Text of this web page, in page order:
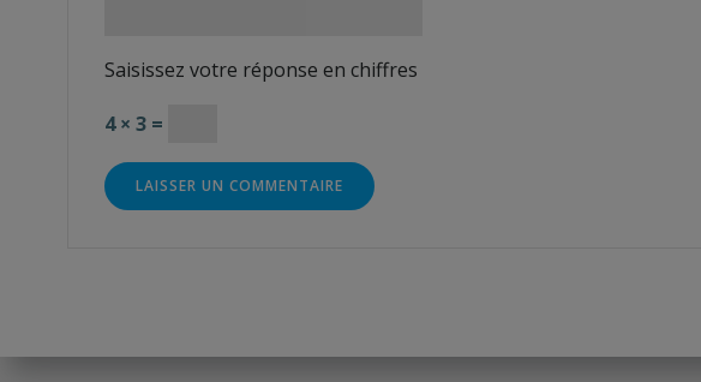
Saisissez votre réponse en chiffres
4 × 3 =